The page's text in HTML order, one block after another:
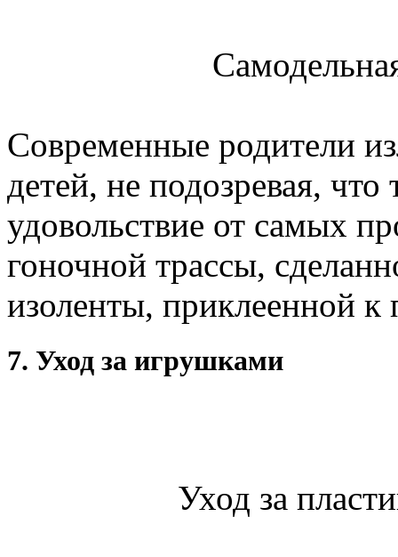
Современные родители
детей, не подозревая,
удовольствие от самых
гоночной трассы,
изоленты, приклеенной к
7. Уход за игрушками
Уход за